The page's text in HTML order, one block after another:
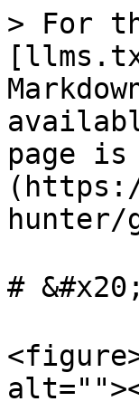
> For
page is
hunter/
#